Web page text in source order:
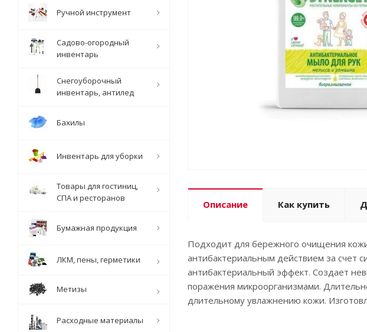
Описание Как купить
Подходит для бережного очищения
антибактериальным действием за счет
антибактериальный эффект. Создает
поражения микроорганизмами.
длительному увлажнению кожи.
Ручной инструмент
Садово-огородный
инвентарь
Снегоуборочный
инвентарь, антилед
Бахилы
Инвентарь для уборки
Товары для гостиниц,
СПА и ресторанов
Бумажная продукция
ЛКМ, пены, герметики
Метизы
Расходные материалы